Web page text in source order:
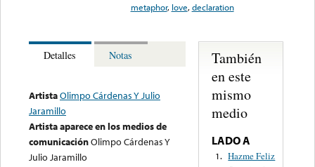
metaphor, love,declaration
Detalles Notas
ArtistaOlimpo Cárdenas Y Julio
Jaramillo
Artista aparece en los medios de
comunicaciónOlimpo Cárdenas Y
Julio Jaramillo
También
en este
mismo
medio
LADO A
1. Hazme Feliz